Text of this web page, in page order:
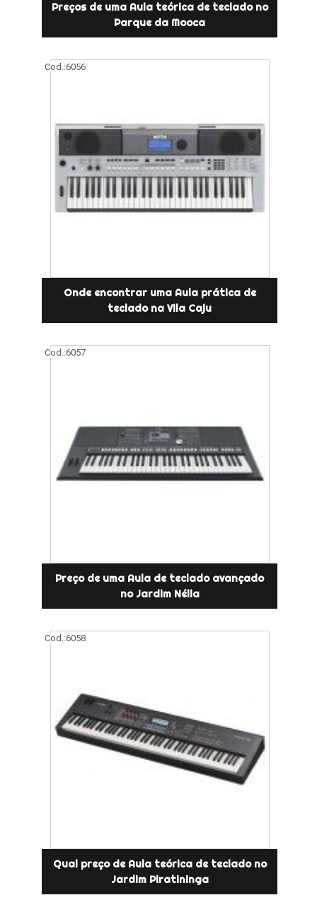
Preços de uma Aula teórica de teclado no
Parque da Mooca
Cod.:6056
Onde encontrar uma Aula prática de
teclado na Vila Caju
Cod.:6057
Preço de uma Aula de teclado avançado
no Jardim Nélia
Cod.:6058
Qual preço de Aula teórica de teclado no
Jardim Piratininga